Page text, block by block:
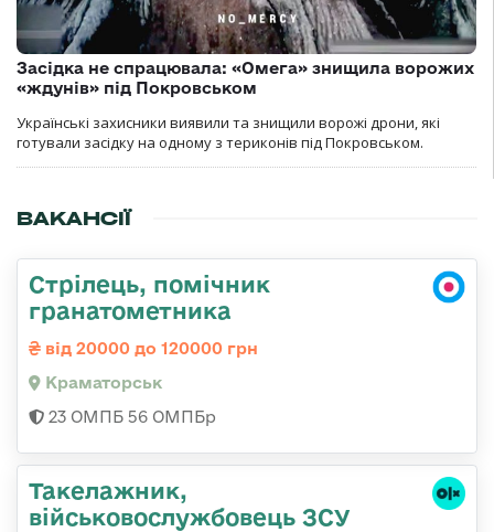
Засідка не спрацювала: «Омега» знищила ворожих
«ждунів» під Покровськом
Українські захисники виявили та знищили ворожі дрони, які
готували засідку на одному з териконів під Покровськом.
ВАКАНСІЇ
Стрілець, помічник
гранатометника
від 20000 до 120000 грн
Краматорськ
23 ОМПБ 56 ОМПБр
Такелажник,
військовослужбовець ЗСУ